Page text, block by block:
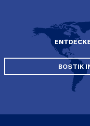
BOSTIK